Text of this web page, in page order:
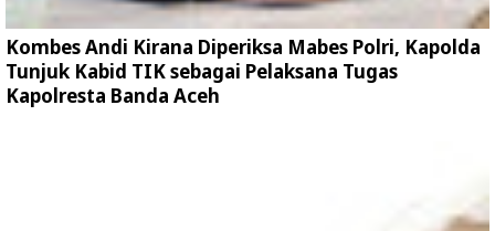
Kombes Andi Kirana Diperiksa Mabes Polri, Kapolda
Tunjuk Kabid TIK sebagai Pelaksana Tugas
Kapolresta Banda Aceh